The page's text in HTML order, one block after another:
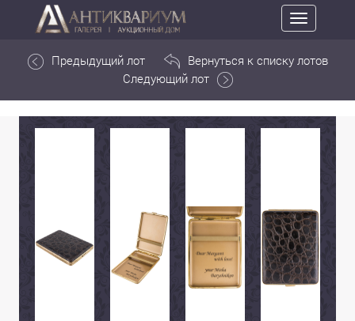
Toggle
navigation
Предыдущий лот
Вернуться к списку лотов
Следующий лот